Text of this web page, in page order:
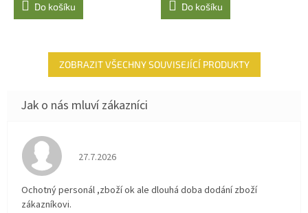
Do košíku Do košíku
ZOBRAZIT VŠECHNY SOUVISEJÍCÍ PRODUKTY
Hodnocení obchodu je 4 z 5 hvězdiček.
27.7.2026
Ochotný personál ,zboží ok ale dlouhá doba dodání zboží
zákazníkovi.